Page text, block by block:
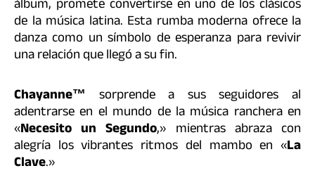
álbum, promete convertirse en uno de los clásicos
de la música latina. Esta rumba moderna ofrece la
danza como un símbolo de esperanza para revivir
una relación que llegó a su fin.
Chayanne™ sorprende a sus seguidores al
adentrarse en el mundo de la música ranchera en
«Necesito un Segundo,» mientras abraza con
alegría los vibrantes ritmos del mambo en «La
Clave.»